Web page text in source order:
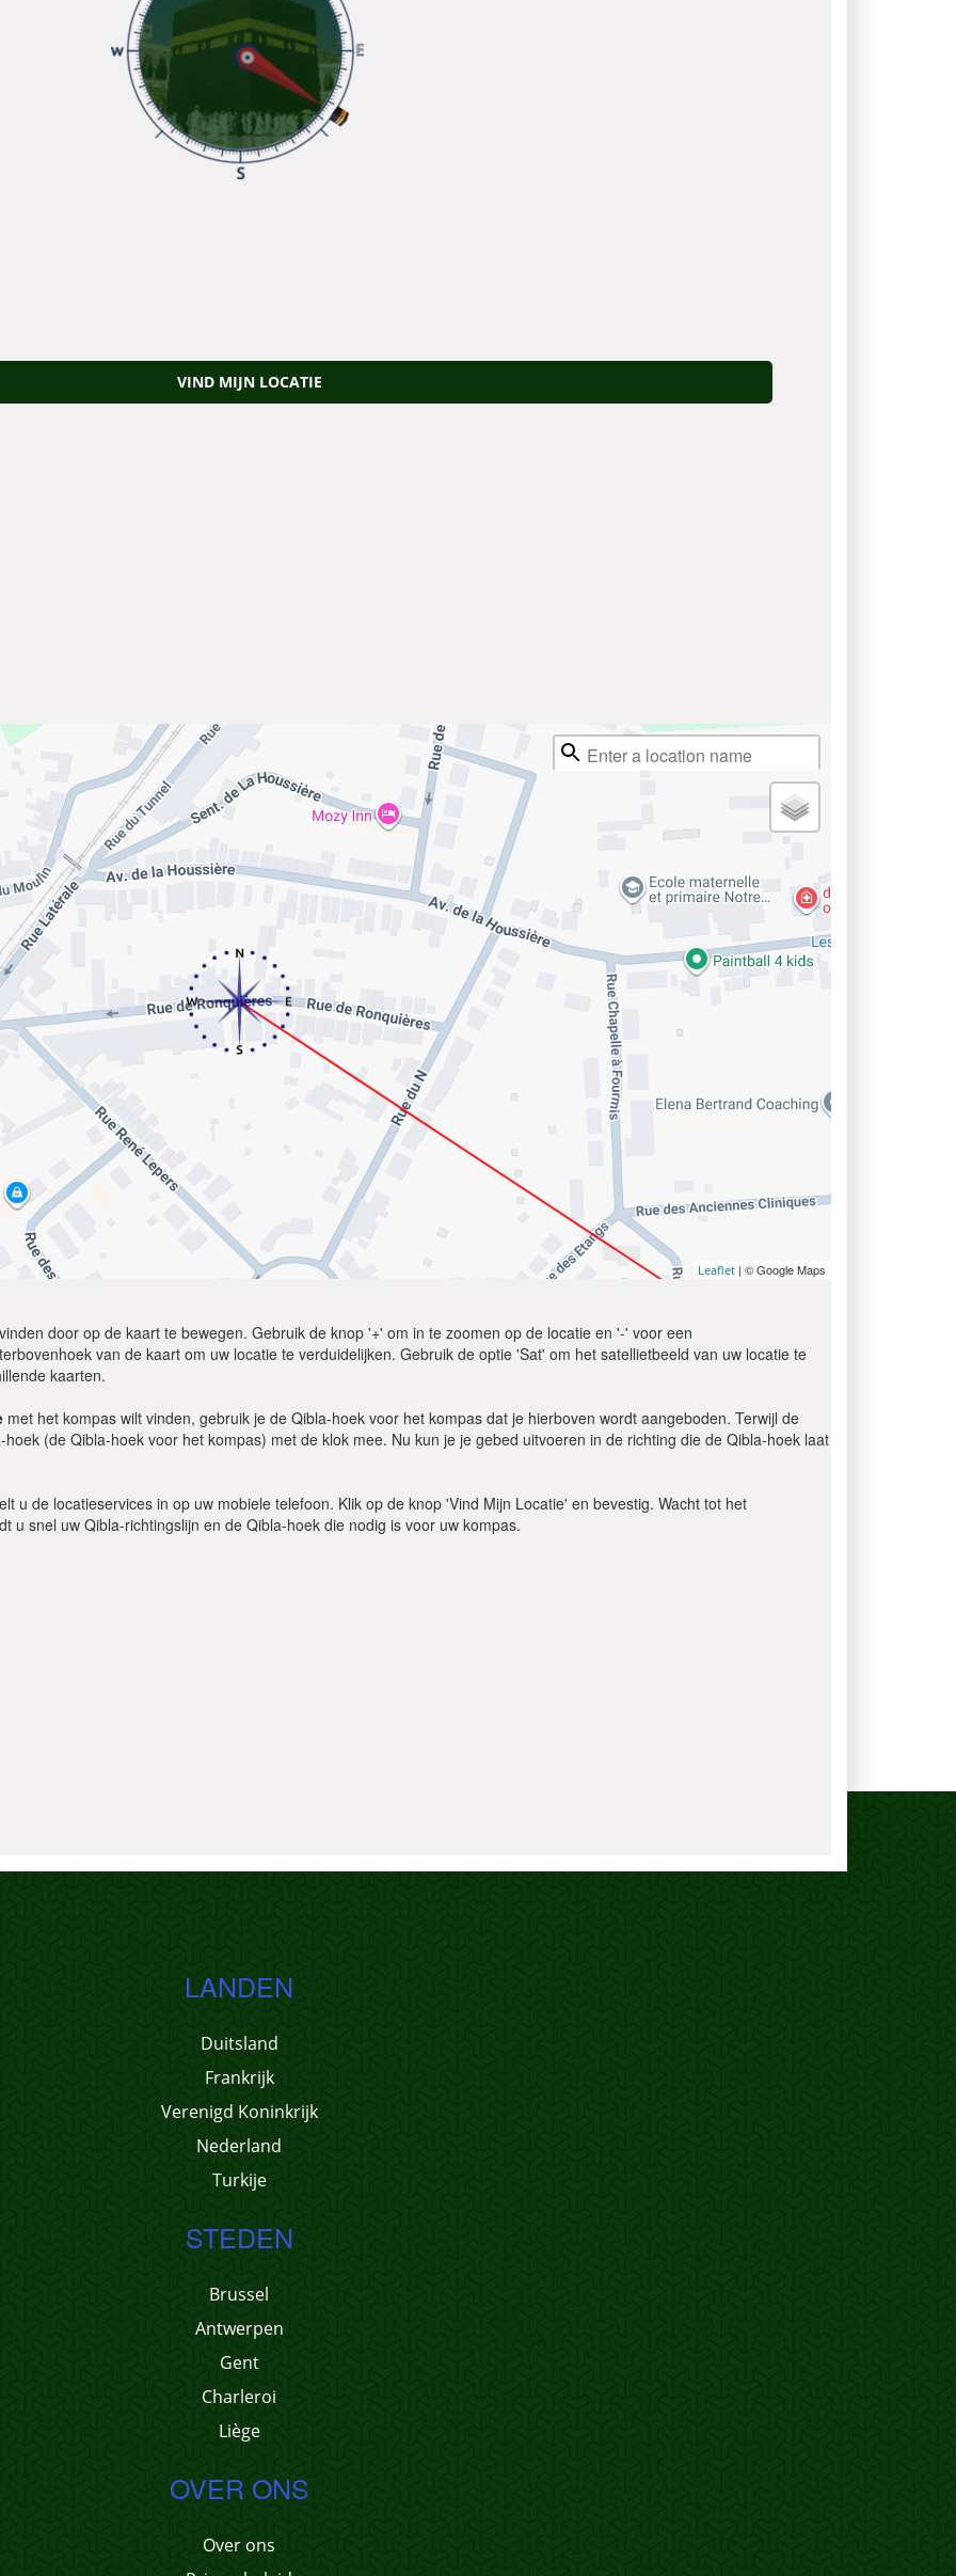
VIND MIJN LOCATIE
Leaflet | © Google Maps
door op de kaart te bewegen. Gebruik de knop '+' om in te zoomen op de locatie en '-' voor een
van de kaart om uw locatie te verduidelijken. Gebruik de optie 'Sat' om het satellietbeeld van uw locatie te
kaarten.
met het kompas wilt vinden, gebruik je de Qibla-hoek voor het kompas dat je hierboven wordt aangeboden. Terwijl de
(de Qibla-hoek voor het kompas) met de klok mee. Nu kun je je gebed uitvoeren in de richting die de Qibla-hoek laat
u de locatieservices in op uw mobiele telefoon. Klik op de knop 'Vind Mijn Locatie' en bevestig. Wacht tot het
u snel uw Qibla-richtingslijn en de Qibla-hoek die nodig is voor uw kompas.
LANDEN
Duitsland
Frankrijk
Verenigd Koninkrijk
Nederland
Turkije
STEDEN
Brussel
Antwerpen
Gent
Charleroi
Liège
OVER ONS
Over ons